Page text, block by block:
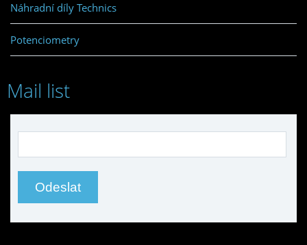
Náhradní díly Technics
Potenciometry
Mail list